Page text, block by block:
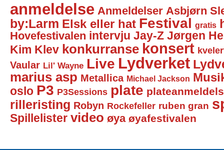
anmeldelse Anmeldelser Asbjørn
by:Larm Elsk eller hat Festival gratis
Hovefestivalen intervju Jay-Z Jørgen
Kim Klev konkurranse konsert
Vaular Lil' Wayne Live Lydverket
marius asp Metallica Michael Jackson
oslo P3 P3Sessions plate
rilleristing Robyn Rockefeller ruben gran
Spillelister video øya øyafestivalen